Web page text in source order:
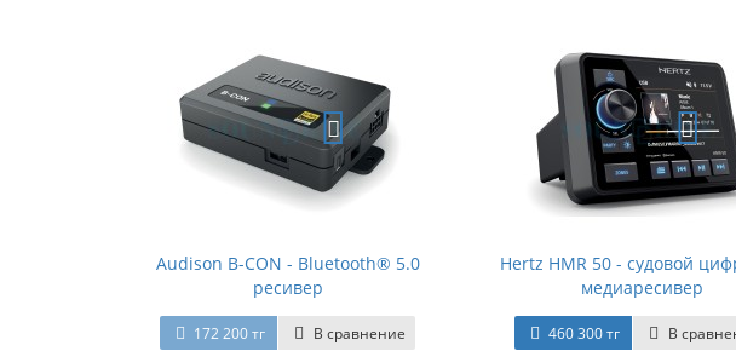
Audison B-CON - Bluetooth® 5.0
ресивер
172 200 тг В сравнение
Hertz HMR 50 - судовой
медиаресивер
460 300 тг В